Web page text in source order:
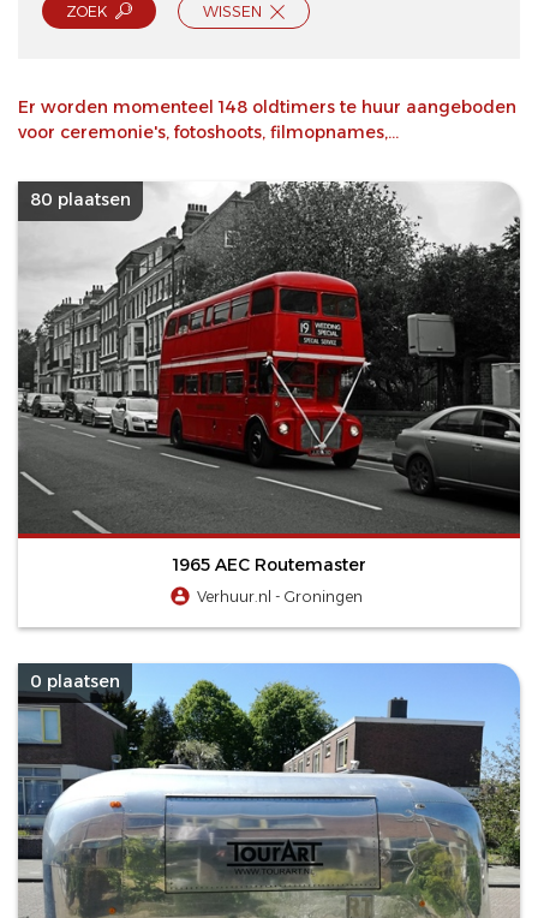
ZOEK WISSEN
Er worden momenteel 148 oldtimers te huur aangeboden
voor ceremonie's, fotoshoots, filmopnames,...
80 plaatsen
1965 AEC Routemaster
Verhuur.nl - Groningen
0 plaatsen